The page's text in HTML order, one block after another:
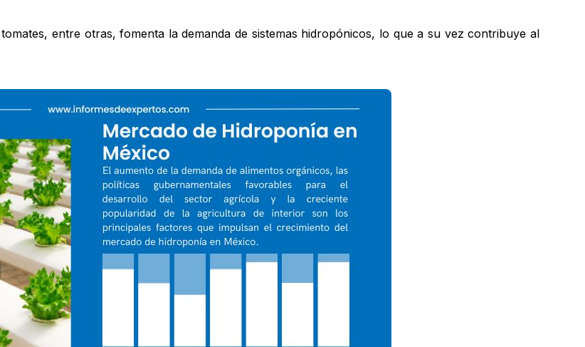
entre otras, fomenta la demanda de sistemas hidropónicos, lo que a su vez contribuye al